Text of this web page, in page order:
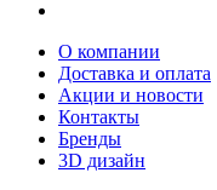
О компании
Доставка и оплата
Акции и новости
Контакты
Бренды
3D дизайн